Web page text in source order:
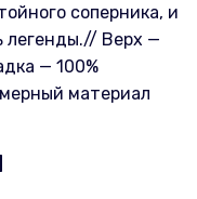
соперника, и
легенды.// Верх —
— 100%
материал